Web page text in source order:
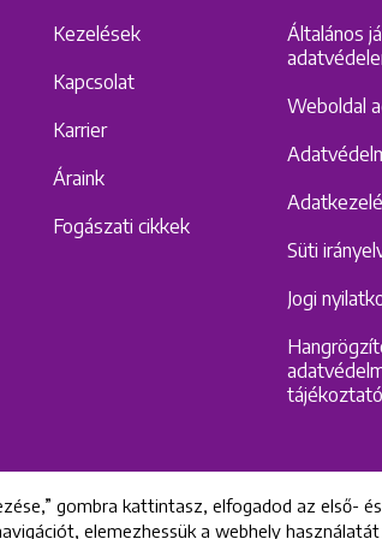
Kezelések
Kapcsolat
Karrier
Áraink
Fogászati cikkek
Általános
Weboldal
Süti
Jogi
tájékoztató
All rights reserved © 2022 Uniklinik Dental and
gombra kattintasz, elfogadod az első-
elemezhessük a webhely